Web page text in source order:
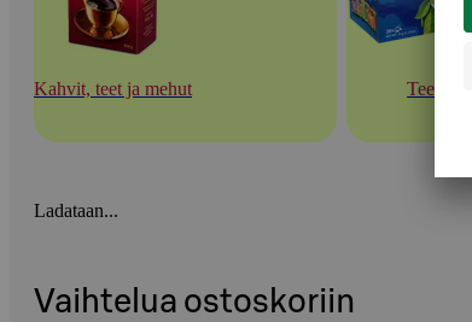
Kahvit, teet ja mehut Teet
Ladataan...
Vaihtelua ostoskoriin